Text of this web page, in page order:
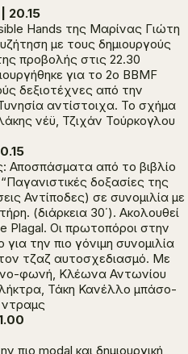
20.15
Hands της Μαρίνας Γιώτη
με τους δημιουργούς
προβολής στις 22.30
για το 2ο BBMF
δεξιοτέχνες από την
αντίστοιχα. Το σχήμα
νέϋ, Τζιχάν Τούρκογλου
Αποσπάσματα από το βιβλίο
δοξασίες της
Αντίποδες) σε συνομιλία με
(διάρκεια 30΄). Ακολουθεί
Plagal. Οι πρωτοπόροι στην
την πιο γόνιμη συνομιλία
τζαζ αυτοσχεδιασμό. Με
φωνή, Κλέωνα Αντωνίου
Τάκη Κανέλλο μπάσο-
πιο modal και δημιουργική